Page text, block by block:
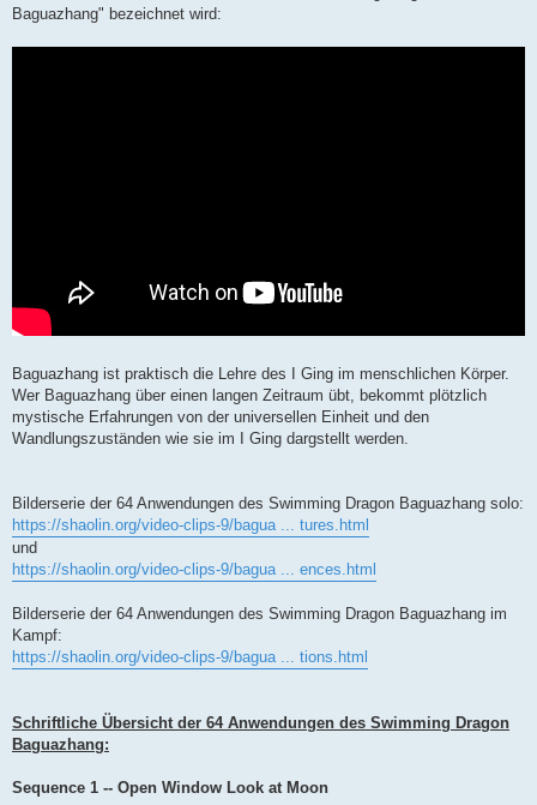
Baguazhang" bezeichnet wird:
Baguazhang ist praktisch die Lehre des I Ging im menschlichen Körper.
Wer Baguazhang über einen langen Zeitraum übt, bekommt plötzlich
mystische Erfahrungen von der universellen Einheit und den
Wandlungszuständen wie sie im I Ging dargstellt werden.
Bilderserie der 64 Anwendungen des Swimming Dragon Baguazhang solo:
https://shaolin.org/video-clips-9/bagua ... tures.html
und
https://shaolin.org/video-clips-9/bagua ... ences.html
Bilderserie der 64 Anwendungen des Swimming Dragon Baguazhang im
Kampf:
https://shaolin.org/video-clips-9/bagua ... tions.html
Schriftliche Übersicht der 64 Anwendungen des Swimming Dragon
Baguazhang:
Sequence 1 -- Open Window Look at Moon